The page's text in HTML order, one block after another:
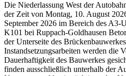
Die Niederlassung West der
der Zeit von Montag, 10. August
September 2026 im Bereich des A3-
K101 bei Ruppach-Goldhausen
der Unterseite des
Instandsetzungsarbeiten werden die
Dauerhaftigkeit des Bauwerkes
finden ausschließlich unterhalb der